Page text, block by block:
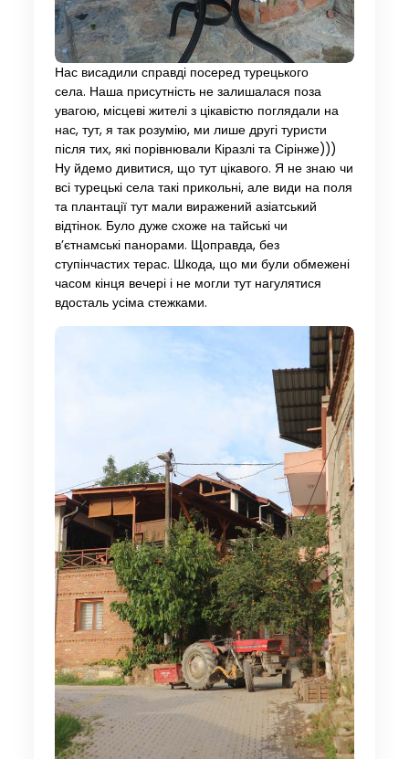
Нас висадили справді посеред турецького
села. Наша присутність не залишалася поза
увагою, місцеві жителі з цікавістю поглядали на
нас, тут, я так розумію, ми лише другі туристи
після тих, які порівнювали Кіразлі та Сірінже)))
Ну йдемо дивитися, що тут цікавого. Я не знаю чи
всі турецькі села такі прикольні, але види на поля
та плантації тут мали виражений азіатський
відтінок. Було дуже схоже на тайські чи
в’єтнамські панорами. Щоправда, без
ступінчастих терас. Шкода, що ми були обмежені
часом кінця вечері і не могли тут нагулятися
вдосталь усіма стежками.